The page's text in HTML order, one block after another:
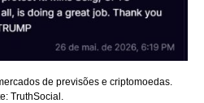
de previsões e criptomoedas.
TruthSocial.